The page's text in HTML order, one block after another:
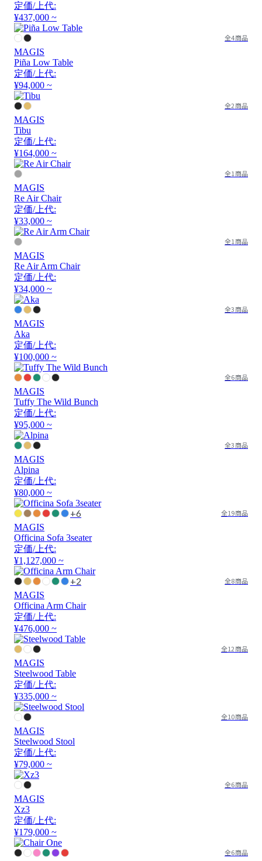
定価/上代:
¥437,000 ~
全4商品
MAGIS
Piña Low Table
定価/上代:
¥94,000 ~
全2商品
MAGIS
Tibu
定価/上代:
¥164,000 ~
全1商品
MAGIS
Re Air Chair
定価/上代:
¥33,000 ~
全1商品
MAGIS
Re Air Arm Chair
定価/上代:
¥34,000 ~
全3商品
MAGIS
Aka
定価/上代:
¥100,000 ~
全6商品
MAGIS
Tuffy The Wild Bunch
定価/上代:
¥95,000 ~
全3商品
MAGIS
Alpina
定価/上代:
¥80,000 ~
+6 全19商品
MAGIS
Officina Sofa 3seater
定価/上代:
¥1,127,000 ~
+2 全8商品
MAGIS
Officina Arm Chair
定価/上代:
¥476,000 ~
全12商品
MAGIS
Steelwood Table
定価/上代:
¥335,000 ~
全10商品
MAGIS
Steelwood Stool
定価/上代:
¥79,000 ~
全6商品
MAGIS
Xz3
定価/上代:
¥179,000 ~
全6商品